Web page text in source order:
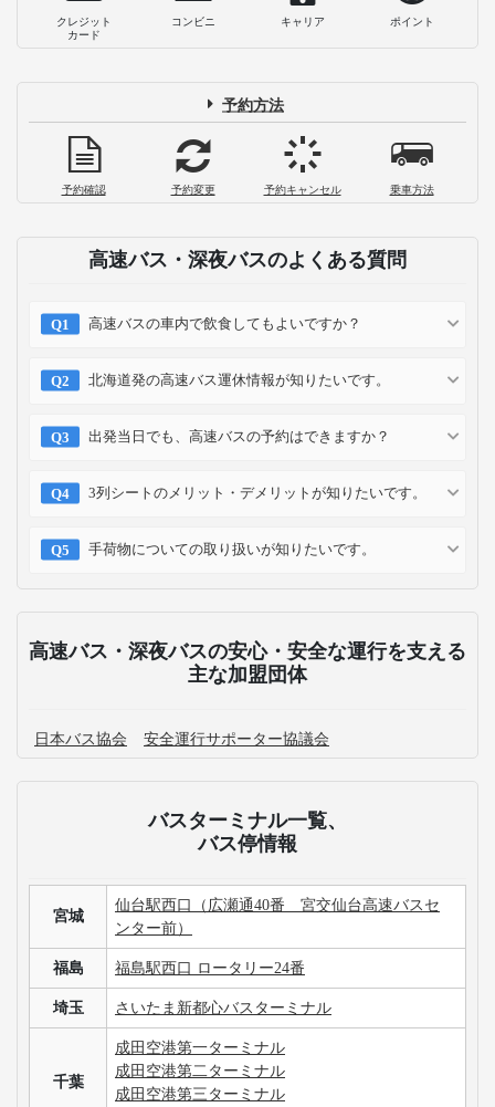
クレジット
カード
コンビニ キャリア ポイント
予約方法
予約確認 予約変更 予約キャンセル 乗車方法
高速バス・深夜バスのよくある質問
高速バスの車内で飲食してもよいですか？
北海道発の高速バス運休情報が知りたいです。
出発当日でも、高速バスの予約はできますか？
3列シートのメリット・デメリットが知りたいです。
手荷物についての取り扱いが知りたいです。
高速バス・深夜バスの安心・安全な運行を支える
主な加盟団体
日本バス協会 安全運行サポーター協議会
バスターミナル一覧、
バス停情報
宮城
仙台駅西口（広瀬通40番 宮交仙台高速バスセ
ンター前）
福島 福島駅西口 ロータリー24番
埼玉 さいたま新都心バスターミナル
千葉
成田空港第一ターミナル
成田空港第二ターミナル
成田空港第三ターミナル